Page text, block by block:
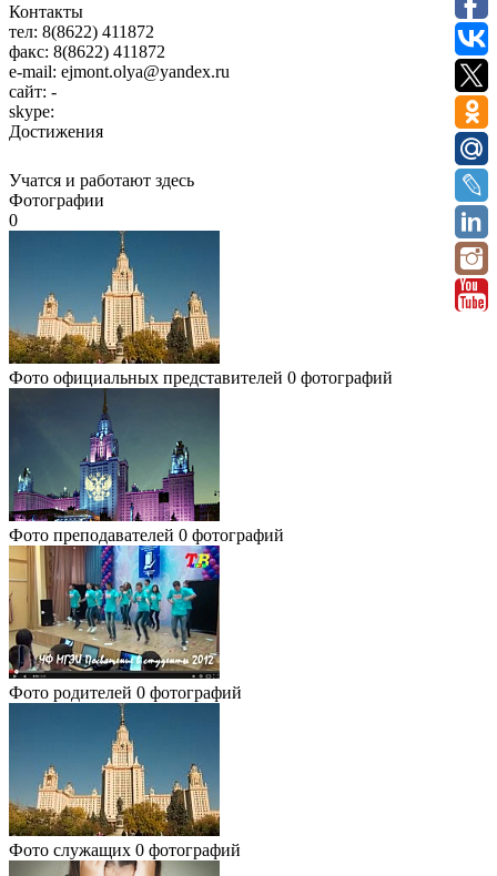
Контакты
тел: 8(8622) 411872
факс: 8(8622) 411872
e-mail: ejmont.olya@yandex.ru
сайт: -
skype:
Достижения
Учатся и работают здесь
Фотографии
0
Фото официальных представителей 0 фотографий
Фото преподавателей 0 фотографий
Фото родителей 0 фотографий
Фото служащих 0 фотографий